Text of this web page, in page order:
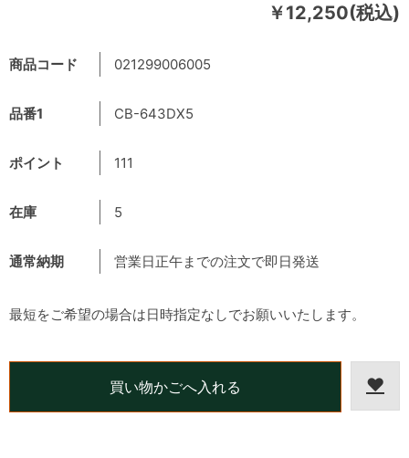
￥12,250(税込)
商品コード 021299006005
品番1 CB-643DX5
ポイント 111
在庫 5
通常納期 営業日正午までの注文で即日発送
最短をご希望の場合は日時指定なしでお願いいたします。